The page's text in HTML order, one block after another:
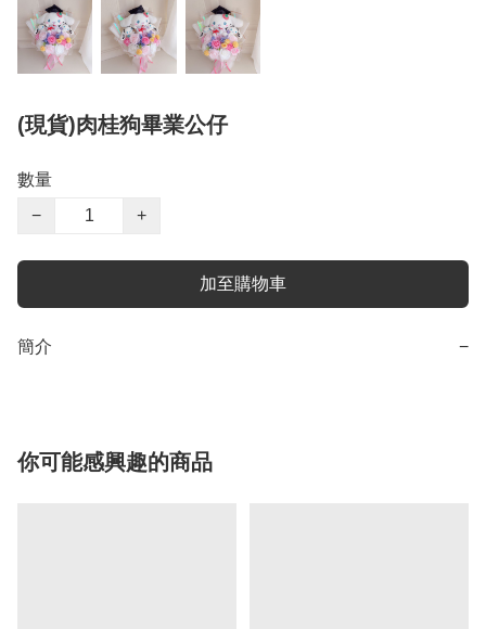
(現貨)肉桂狗畢業公仔
數量
−
+
加至購物車
簡介 −
你可能感興趣的商品